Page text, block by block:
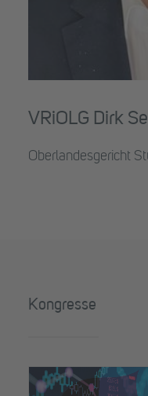
VRiOLG Dirk
Oberlandesgericht
Kongresse